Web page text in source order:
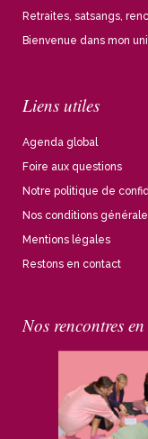
Retraites, satsangs,
Bienvenue dans mon
Liens utiles
Agenda global
Foire aux questions
Notre politique de
Nos conditions
Mentions légales
Restons en contact
Nos rencontres